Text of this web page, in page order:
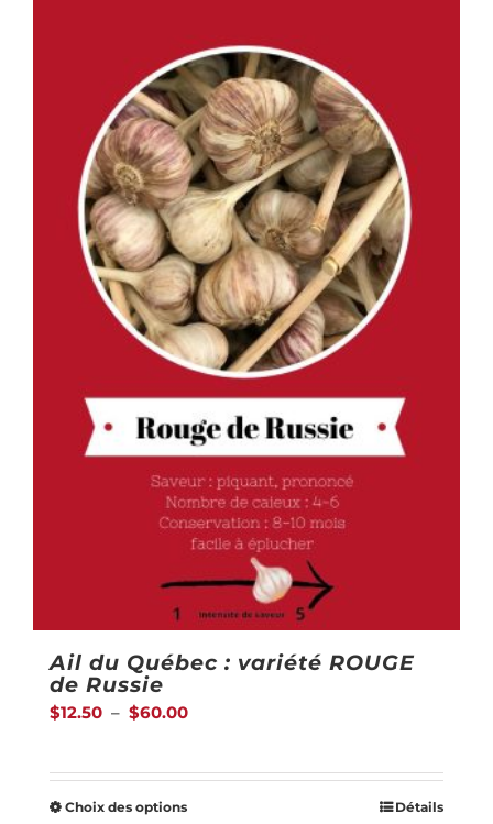
Ail du Québec : variété ROUGE
de Russie
$12.50 – $60.00Plage
prix :
Choix des optionsCe
Détails